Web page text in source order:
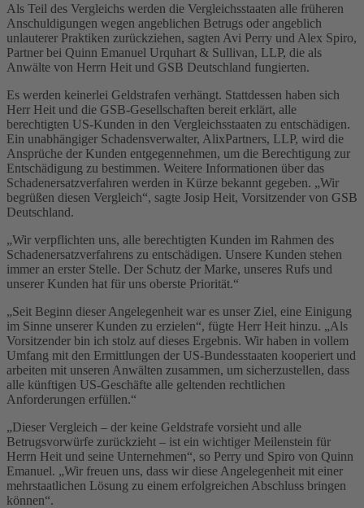
Als Teil des Vergleichs werden die Vergleichsstaaten alle früheren
Anschuldigungen wegen angeblichen Betrugs oder angeblich
unlauterer Praktiken zurückziehen, sagten Avi Perry und Alex Spiro,
Partner bei Quinn Emanuel Urquhart & Sullivan, LLP, die als
Anwälte von Herrn Heit und GSB Deutschland fungierten.
Es werden keinerlei Geldstrafen verhängt. Stattdessen haben sich
Herr Heit und die GSB-Gesellschaften bereit erklärt, alle
berechtigten US-Kunden in den Vergleichsstaaten zu entschädigen.
Ein unabhängiger Schadensverwalter, AlixPartners, LLP, wird die
Ansprüche der Kunden entgegennehmen, um die Berechtigung zur
Entschädigung zu bestimmen. Weitere Informationen über das
Schadenersatzverfahren werden in Kürze bekannt gegeben. „Wir
begrüßen diesen Vergleich“, sagte Josip Heit, Vorsitzender von GSB
Deutschland.
„Wir verpflichten uns, alle berechtigten Kunden im Rahmen des
Schadenersatzverfahrens zu entschädigen. Unsere Kunden stehen
immer an erster Stelle. Der Schutz der Marke, unseres Rufs und
unserer Kunden hat für uns oberste Priorität.“
„Seit Beginn dieser Angelegenheit war es unser Ziel, eine Einigung
im Sinne unserer Kunden zu erzielen“, fügte Herr Heit hinzu. „Als
Vorsitzender bin ich stolz auf dieses Ergebnis. Wir haben in vollem
Umfang mit den Ermittlungen der US-Bundesstaaten kooperiert und
arbeiten mit unseren Anwälten zusammen, um sicherzustellen, dass
alle künftigen US-Geschäfte alle geltenden rechtlichen
Anforderungen erfüllen.“
„Dieser Vergleich – der keine Geldstrafe vorsieht und alle
Betrugsvorwürfe zurückzieht – ist ein wichtiger Meilenstein für
Herrn Heit und seine Unternehmen“, so Perry und Spiro von Quinn
Emanuel. „Wir freuen uns, dass wir diese Angelegenheit mit einer
mehrstaatlichen Lösung zu einem erfolgreichen Abschluss bringen
können“.